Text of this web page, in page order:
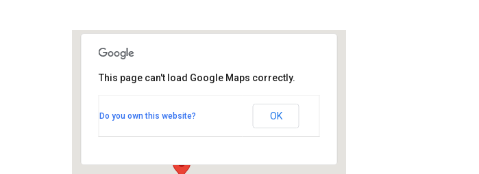
Hallituskatu 1 - Oulu
This page can't load Google Maps correctly.
Do you own this website? OK